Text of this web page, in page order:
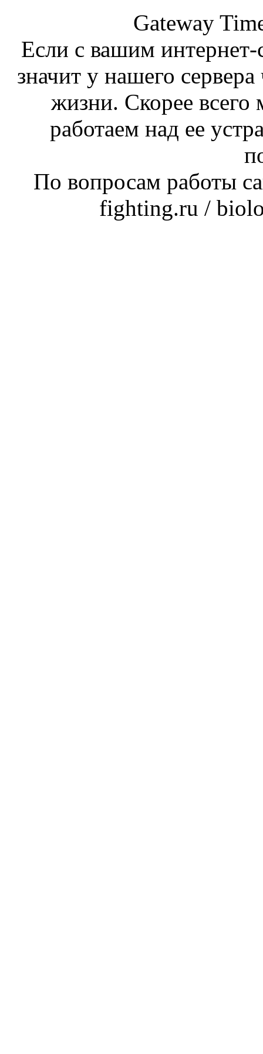
Gateway
Если с вашим интернет-
значит у нашего
жизни. Скорее
работаем над ее
По вопросам работы
fighting.ru /